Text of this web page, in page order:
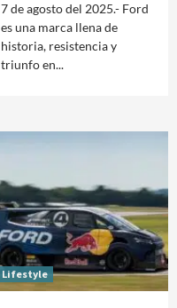
7 de agosto del 2025.- Ford
es una marca llena de
historia, resistencia y
triunfo en...
Lifestyle